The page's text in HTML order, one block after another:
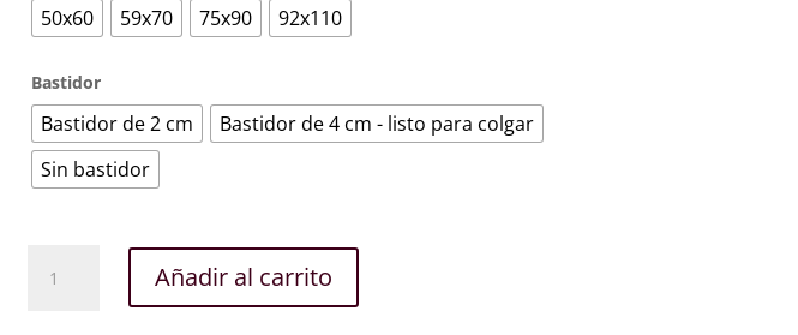
50x60 59x70 75x90 92x110
Bastidor
Bastidor de 2 cm
Bastidor de 4 cm - listo para colgar
Sin bastidor
Añadir al carrito